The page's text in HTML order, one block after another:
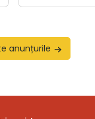
anunțurile